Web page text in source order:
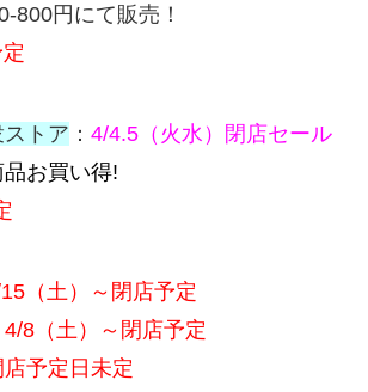
800円にて販売！
ストア ： 4/4.5（火水）閉店セール
お買い得!
（土）～閉店予定
4/8（土）～閉店予定
店予定日未定